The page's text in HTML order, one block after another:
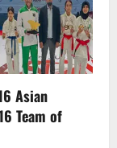
Asian
Team of